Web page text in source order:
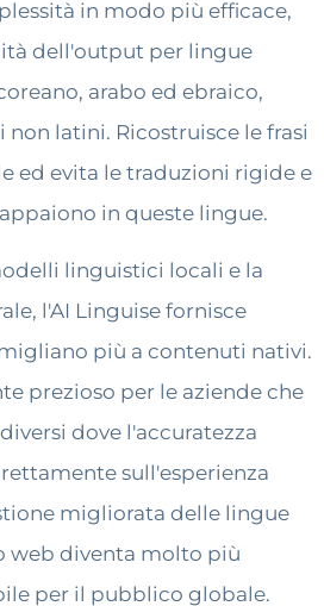
in modo più efficace,
dell'output per lingue
arabo ed ebraico,
latini. Ricostruisce le frasi
ed evita le traduzioni rigide e
in queste lingue.
linguistici locali e la
l'AI Linguise fornisce
più a contenuti nativi.
prezioso per le aziende che
dove l'accuratezza
sull'esperienza
migliorata delle lingue
web diventa molto più
per il pubblico globale.